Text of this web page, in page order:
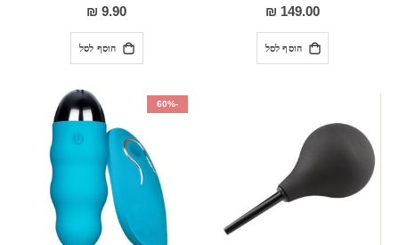
0%
149.00 ₪
הוסף לסל
80%
9.90 ₪
הוסף לסל
-60%